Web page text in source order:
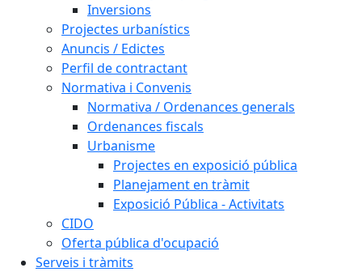
Inversions
Projectes urbanístics
Anuncis / Edictes
Perfil de contractant
Normativa i Convenis
Normativa / Ordenances generals
Ordenances fiscals
Urbanisme
Projectes en exposició pública
Planejament en tràmit
Exposició Pública - Activitats
CIDO
Oferta pública d'ocupació
Serveis i tràmits